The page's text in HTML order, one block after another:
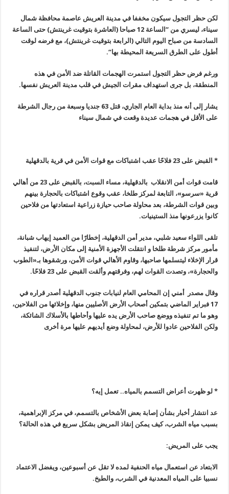
لكن حظر التجول سيكون مخففا في مدينة العريش عاصمة محافظة شمال
سيناء، ليسري من “الساعة 12 صباحا (العاشرة بتوقيت غرينتش) حتى الساعة
السادسة من صباح اليوم التالي (الرابعة بتوقيت غرينتش)، مع فرضه لوقت
أطول على الطرق السريعة المحيطة بها“.
ورغم فرض حظر التجول استمرت الهجمات القاتلة ضد الأمن في هذه
المنطقة، بل جرى استهداف مقرات الجيش في قلب مدينة العريش نفسها.
يشار إلى أنه منذ بداية العام الجاري، قتل 63 جنديا وسبعة من رجال الشرطة
على الأقل في هجمات عديدة وقعت في شمال سيناء
* القبض على 23 فلاحًا عقب اشتباكات مع قوات الأمن في قرية بالدقهلية
قامت قوات أمن الانقلاب بالدقهلية، مساء السبت، بالقبض على 23 من أهالي
قرية «سرسو»، التابعة لمركز طلخا، عقب وقوع اشتباكات بالحجارة بينهم
وبين قوات الشرطة، بعد محاولة صاحب حيازة زراعية استعادتها من فلاحين
كانوا يزرعونها منذ الستينيات.
تلقى اللواء سعيد شلبي، مدير أمن الدقهلية، إخطارًا من العميد إيهاب شبانة،
مأمور مركز شرطة طلخا و انتقلت الأجهزة الأمنية إلى مكان الأرض، لتنفيذ
قرار الإخلاء ليتسلمها صاحبها، وقاوم الأهالي قوات الأمن، ورشقوها بـ«الطوب
والحجارة»، وتصدت القوات لهم، وفرقتهم وألقت القبض على 23 فلاحًا .
وقال مصدر أمني إن المحامي العام لنيابات جنوب الدقهلية أصدر قراره في
17 فبراير الماضي بتمكين أصحاب الأرض الأصليين منها، وإخلائها من الفلاحين،
وهو ما تم تنفيذه ووضع صاحب الأرض يده عليها وأحاطها بالأسلاك الشائكة،
ولكن الفلاحين عادوا للأرض، لمحاولة وضع أيديهم عليها مرة أخرى
* لو ظهرت أعراض التسمم بالمياه.. تعمل إيه؟
عد انتشار أخبار بشأن إصابة بعض الأشخاص بالتسمم، في مركز الإبراهمية،
بسبب مياه الشرب، كيف يمكن إنقاذ المريض بشكل سريع في هذه الحالة؟
يجب على المريض:
الابتعاد عن استعمال مياه الحنفية لمده لا تقل عن أسبوعين، ويفضل الاعتماد
نسبيا على المياه المعدنية في الشرب، والطبخ.